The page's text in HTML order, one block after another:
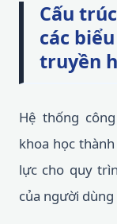
Cấu
các
truyền
Hệ thống
khoa học
lực cho quy
của người